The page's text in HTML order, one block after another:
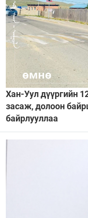
Хан-Уул дүүргийн
засаж, долоон
байрлууллаа